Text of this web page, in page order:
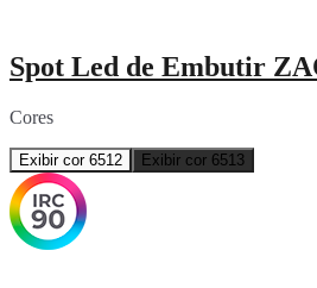
Spot Led de Embutir
Cores
Exibir cor 6512 Exibir cor 6513